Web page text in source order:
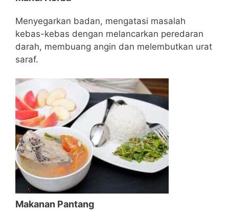
Menyegarkan badan, mengatasi masalah
kebas-kebas dengan melancarkan peredaran
darah, membuang angin dan melembutkan urat
saraf.
Makanan Pantang